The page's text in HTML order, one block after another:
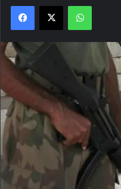
Facebook
X